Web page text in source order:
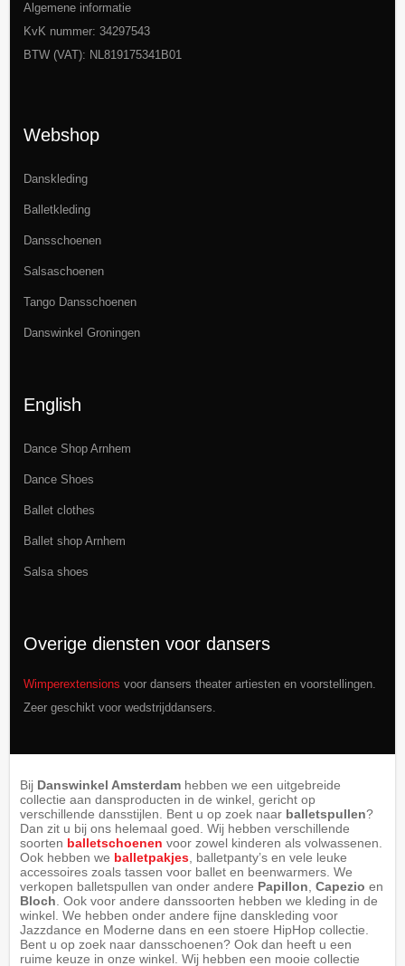
Algemene informatie
KvK nummer: 34297543
BTW (VAT): NL819175341B01
Webshop
Danskleding
Balletkleding
Dansschoenen
Salsaschoenen
Tango Dansschoenen
Danswinkel Groningen
English
Dance Shop Arnhem
Dance Shoes
Ballet clothes
Ballet shop Arnhem
Salsa shoes
Overige diensten voor dansers
Wimperextensions voor dansers theater artiesten en voorstellingen.
Zeer geschikt voor wedstrijddansers.
Bij Danswinkel Amsterdamhebben we een uitgebreide
collectie aan dansproducten in de winkel, gericht op
verschillende dansstijlen. Bent u op zoek naar balletspullen?
Dan zit u bij ons helemaal goed. Wij hebben verschillende
soorten balletschoenen voor zowel kinderen als volwassenen.
Ook hebben we balletpakjes, balletpanty’s en vele leuke
accessoires zoals tassen voor ballet en beenwarmers. We
verkopen balletspullen van onder andere Papillon Capezio en
Bloch . Ook voor andere danssoorten hebben we kleding in de
winkel. We hebben onder andere fijne danskleding voor
Jazzdance en Moderne dans en een stoere HipHop collectie.
Bent u op zoek naar dansschoenen? Ook dan heeft u een
ruime keuze in onze winkel. Wij hebben een mooie collectie